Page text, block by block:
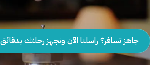
جاهز تسافر؟ راسلنا الآن ونجهز رحلتك بدقائق